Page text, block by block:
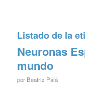
Listado de la
Neuronas
mundo
por Beatriz Palá